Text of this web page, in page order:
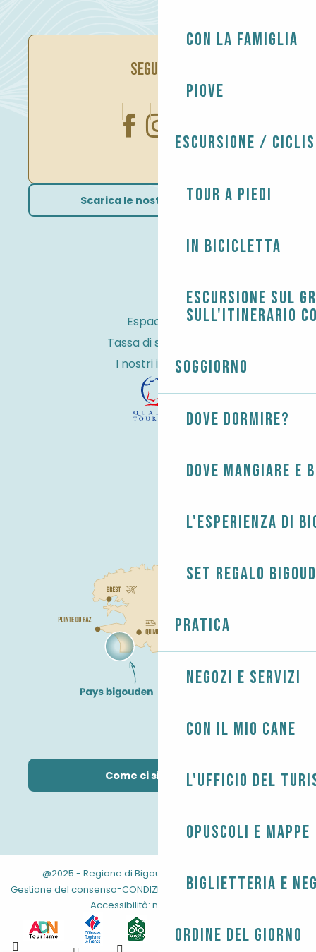
Con la famiglia
Piove
Escursione /
Tour a piedi
In bicicletta
Escursione sul
sull'itinerario
Soggiorno
Dove dormire?
Dove mangiare e
L'esperienza di
Set regalo
Pratica
Negozi e servizi
Con il mio cane
L'Ufficio del
Opuscoli e mappe
Biglietteria e
Ordine del giorno
SEGUITECI
Scarica le nostre brochure
Espace Pro
Tassa di soggiorno
I nostri impegni
Come ci si arriva?
@2025 - Regione di Bigouden Informazioni legali -
Gestione del consenso-CONDIZIONI GENERALI -Mappa del sito -
Accessibilità: non conforme